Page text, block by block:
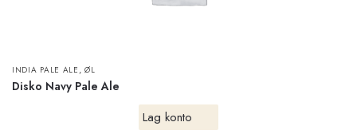
INDIA PALE ALE ,ØL
Disko Navy Pale Ale
Lag konto